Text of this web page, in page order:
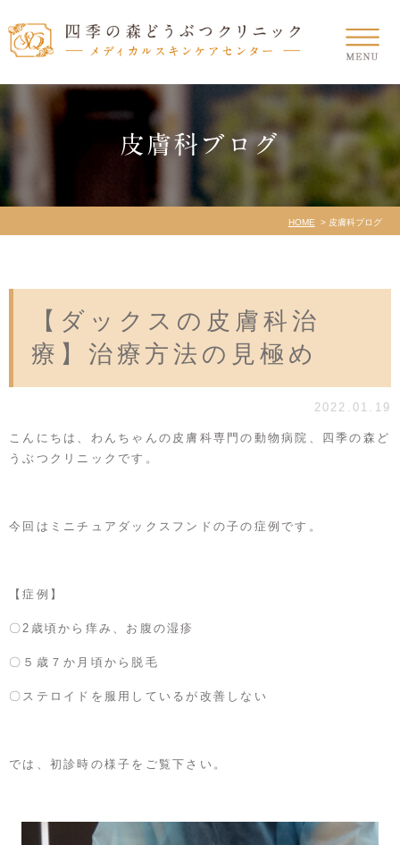
皮膚科ブログ
HOME 皮膚科ブログ
【ダックスの皮膚科治
療】治療方法の見極め
2022.01.19
こんにちは、わんちゃんの皮膚科専門の動物病院、四季の森ど
うぶつクリニックです。
今回はミニチュアダックスフンドの子の症例です。
【症例】
〇2歳頃から痒み、お腹の湿疹
〇５歳７か月頃から脱毛
〇ステロイドを服用しているが改善しない
では、初診時の様子をご覧下さい。